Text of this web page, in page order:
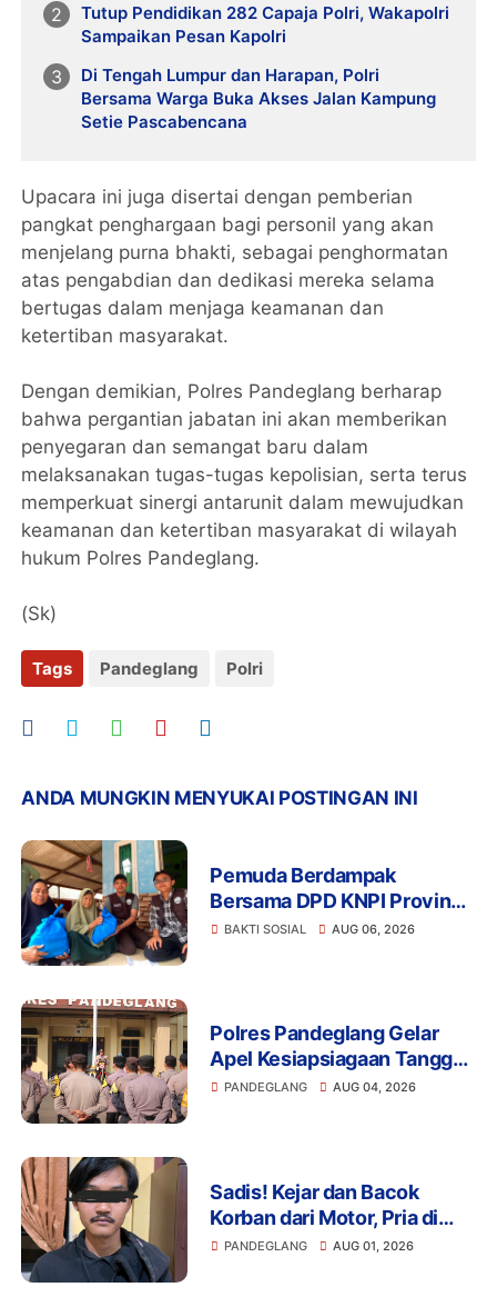
Tutup Pendidikan 282 Capaja Polri, Wakapolri
Sampaikan Pesan Kapolri
Di Tengah Lumpur dan Harapan, Polri
Bersama Warga Buka Akses Jalan Kampung
Setie Pascabencana
Upacara ini juga disertai dengan pemberian
pangkat penghargaan bagi personil yang akan
menjelang purna bhakti, sebagai penghormatan
atas pengabdian dan dedikasi mereka selama
bertugas dalam menjaga keamanan dan
ketertiban masyarakat.
Dengan demikian, Polres Pandeglang berharap
bahwa pergantian jabatan ini akan memberikan
penyegaran dan semangat baru dalam
melaksanakan tugas-tugas kepolisian, serta terus
memperkuat sinergi antarunit dalam mewujudkan
keamanan dan ketertiban masyarakat di wilayah
hukum Polres Pandeglang.
(Sk)
Tags Pandeglang Polri
ANDA MUNGKIN MENYUKAI POSTINGAN INI
Pemuda Berdampak
Bersama DPD KNPI Provinsi
Banten dan KKN Kelompok
BAKTI SOSIAL AUG 06, 2026
Polres Pandeglang Gelar
Apel Kesiapsiagaan Tanggap
Bencana dan Karhutla,
PANDEGLANG AUG 04, 2026
Sadis! Kejar dan Bacok
Korban dari Motor, Pria di
Pandeglang Diciduk Polisi
PANDEGLANG AUG 01, 2026